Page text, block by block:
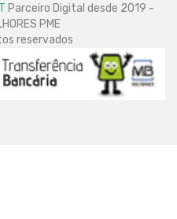
Parceiro Digital desde 2019 -
PME
reservados